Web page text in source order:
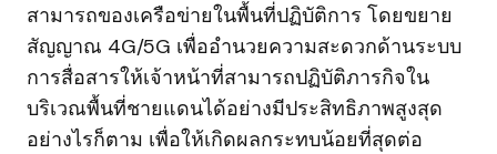
สามารถของเครือข่ายในพื้นที่ปฏิบัติการ โดยขยาย
สัญญาณ 4G/5G เพื่ออำนวยความสะดวกด้านระบบ
การสื่อสารให้เจ้าหน้าที่สามารถปฏิบัติภารกิจใน
บริเวณพื้นที่ชายแดนได้อย่างมีประสิทธิภาพสูงสุด
อย่างไรก็ตาม เพื่อให้เกิดผลกระทบน้อยที่สุดต่อ